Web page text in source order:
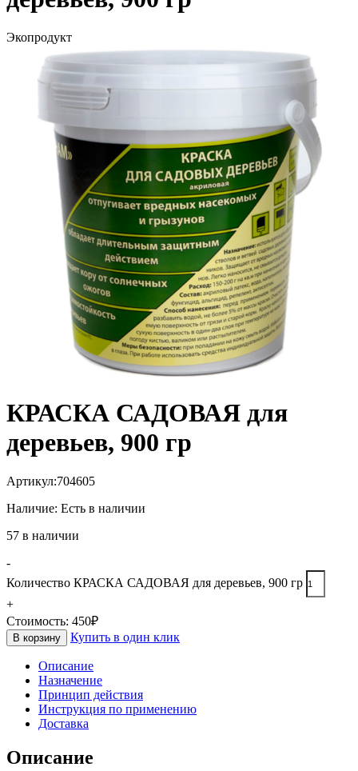
Экопродукт
КРАСКА САДОВАЯ для
деревьев, 900 гр
Артикул:704605
Наличие: Есть в наличии
57 в наличии
-
Количество КРАСКА САДОВАЯ для деревьев, 900 гр
+
Стоимость: 450₽
В корзину Купить в один клик
Описание
Назначение
Принцип действия
Инструкция по применению
Доставка
Описание